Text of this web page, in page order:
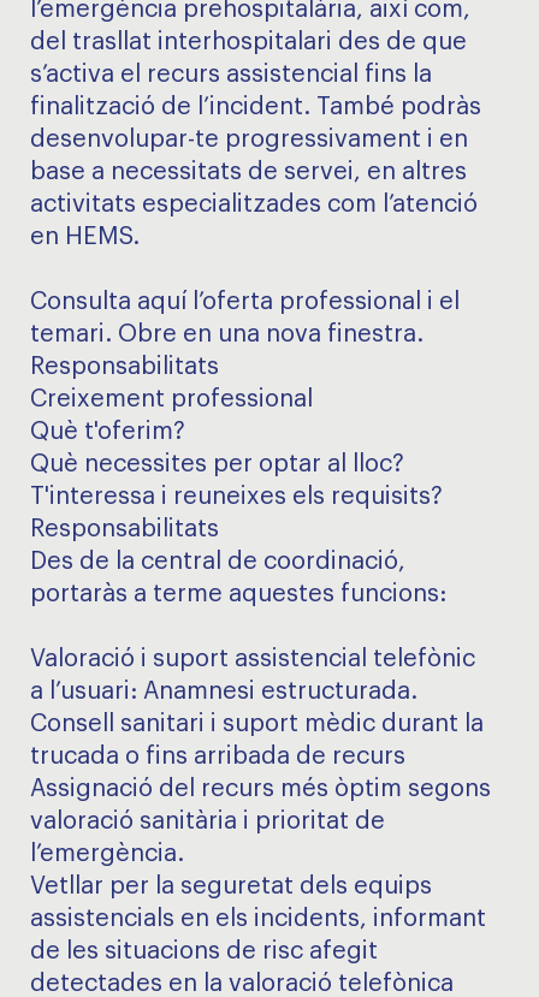
l’emergència prehospitalària, així com,
del trasllat interhospitalari des de que
s’activa el recurs assistencial fins la
finalització de l’incident. També podràs
desenvolupar-te progressivament i en
base a necessitats de servei, en altres
activitats especialitzades com l’atenció
en HEMS.
Consulta aquí l’oferta professional i el
temari. Obre en una nova finestra.
Responsabilitats
Creixement professional
Què t'oferim?
Què necessites per optar al lloc?
T'interessa i reuneixes els requisits?
Responsabilitats
Des de la central de coordinació,
portaràs a terme aquestes funcions:
Valoració i suport assistencial telefònic
a l’usuari: Anamnesi estructurada.
Consell sanitari i suport mèdic durant la
trucada o fins arribada de recurs
Assignació del recurs més òptim segons
valoració sanitària i prioritat de
l’emergència.
Vetllar per la seguretat dels equips
assistencials en els incidents, informant
de les situacions de risc afegit
detectades en la valoració telefònica